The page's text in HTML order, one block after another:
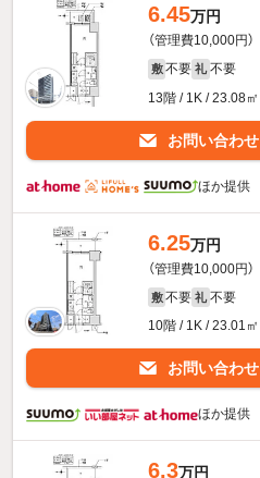
6.45万円
（管理費10,000円）
敷 不要 礼 不要
13階 / 1K / 23.08㎡
お問い合わせ
ほか提供
6.25万円
（管理費10,000円）
敷 不要 礼 不要
10階 / 1K / 23.01㎡
お問い合わせ
ほか提供
6.3万円